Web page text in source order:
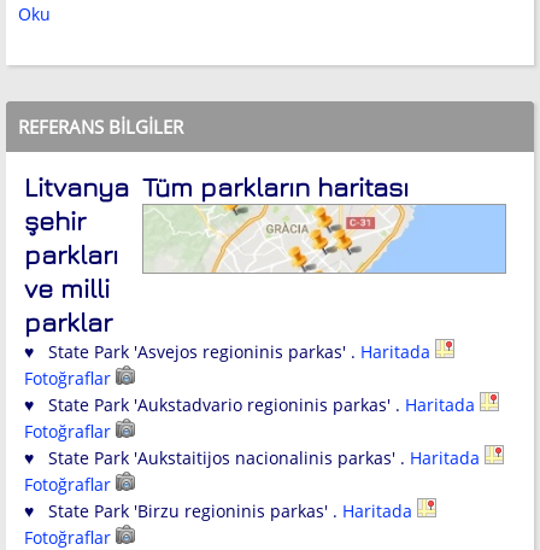
Oku
REFERANS BILGILER
Tüm parkların haritası
Litvanya
şehir
parkları
ve milli
parklar
♥ State Park 'Asvejos regioninis parkas' . Haritada
Fotoğraflar
♥ State Park 'Aukstadvario regioninis parkas' . Haritada
Fotoğraflar
♥ State Park 'Aukstaitijos nacionalinis parkas' . Haritada
Fotoğraflar
♥ State Park 'Birzu regioninis parkas' . Haritada
Fotoğraflar